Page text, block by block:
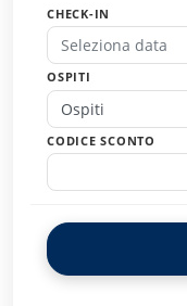
CHECK-IN
OSPITI
Ospiti
CODICE SCONTO